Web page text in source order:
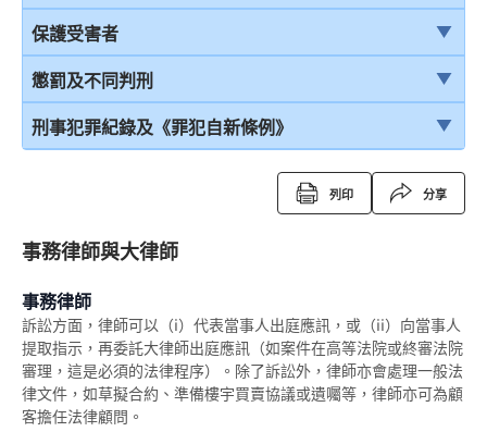
認罪
求情及判刑
認罪對判刑的影響
不認罪
結案陳詞及裁決
由陪審團審訊
上訴
少年法庭的聆訊程序
少年罪犯懲罰的限制
判刑原則
在公眾地方被警察截停和查問
在公眾地方被警察截停和搜身
緘默權
被捕後的權利
扣留被捕人士
錄取供詞
在警署及法庭分隔少年人
被捕人士保釋
簡介本港部分法律援助
刑事訴訟法律援助計劃
當值律師計劃
免費法律諮詢計劃——不提供服務的案件類別
電話法律諮詢計劃
保護受害者
受害者的權利
兒童證人
以電視直播聯繫提供證據
書面供詞
懲罰及不同判刑
引言
社會服務令
感化令
勞教中心
教導所
刑事犯罪紀錄及《罪犯自新條例》
簽保守行為
警司警誡計劃
《罪犯自新條例》
《罪犯自新條例》與緩刑
列印 分享
事務律師與大律師
事務律師
訴訟方面，律師可以（i）代表當事人出庭應訊，或（ii）向當事人
提取指示，再委託大律師出庭應訊（如案件在高等法院或終審法院
審理，這是必須的法律程序）。除了訴訟外，律師亦會處理一般法
律文件，如草擬合約、準備樓宇買賣協議或遺囑等，律師亦可為顧
客擔任法律顧問。